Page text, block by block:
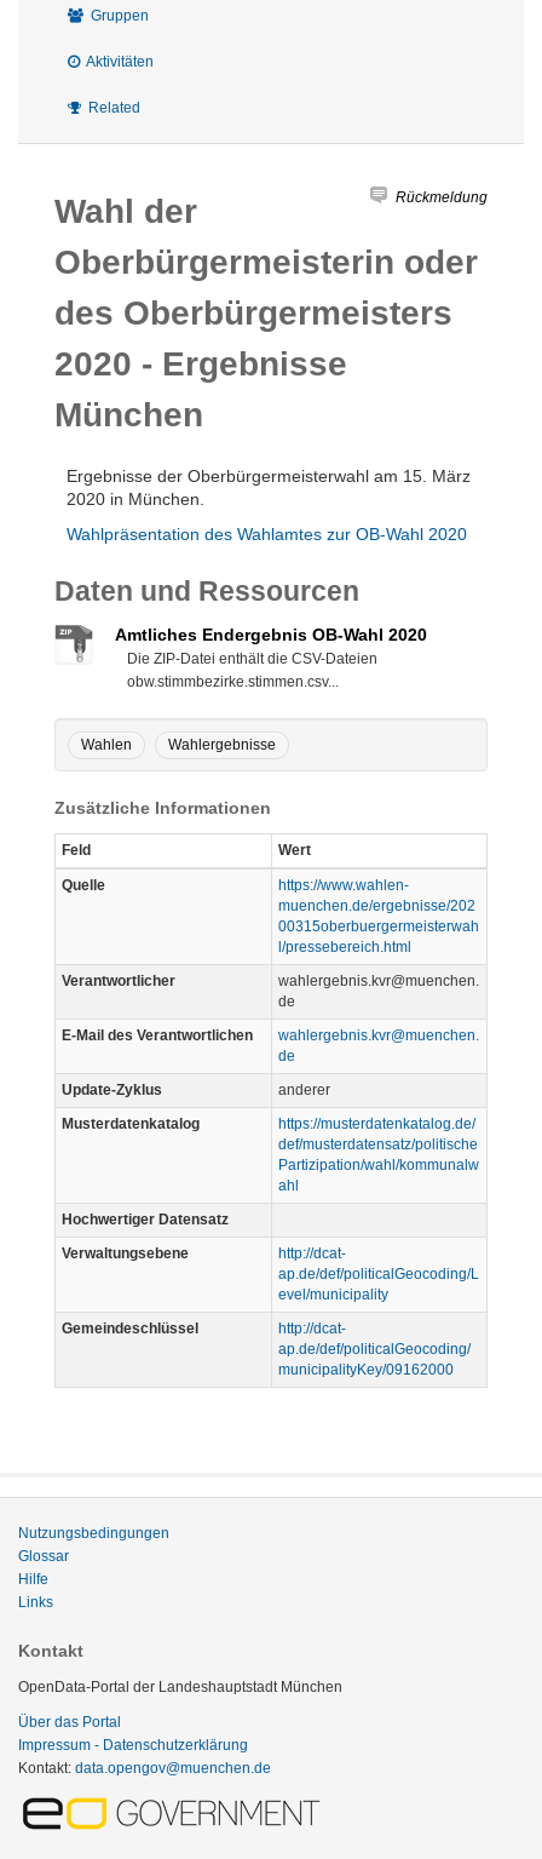
Gruppen
Aktivitäten
Related
Rückmeldung
Wahl der
Oberbürgermeisterin oder
des Oberbürgermeisters
2020 - Ergebnisse
München
Ergebnisse der Oberbürgermeisterwahl am 15. März
2020 in München.
Wahlpräsentation des Wahlamtes zur OB-Wahl 2020
Daten und Ressourcen
Amtliches Endergebnis OB-Wahl 2020
Die ZIP-Datei enthält die CSV-Dateien
obw.stimmbezirke.stimmen.csv...
Wahlen Wahlergebnisse
Zusätzliche Informationen
Feld Wert
Quelle
https://www.wahlen-
muenchen.de/ergebnisse/202
00315oberbuergermeisterwah
l/pressebereich.html
Verantwortlicher
wahlergebnis.kvr@muenchen.
de
E-Mail des Verantwortlichen
wahlergebnis.kvr@muenchen.
de
Update-Zyklus
anderer
Musterdatenkatalog
https://musterdatenkatalog.de/
def/musterdatensatz/politische
Partizipation/wahl/kommunalw
ahl
Hochwertiger Datensatz
Verwaltungsebene
http://dcat-
ap.de/def/politicalGeocoding/L
evel/municipality
Gemeindeschlüssel
http://dcat-
ap.de/def/politicalGeocoding/
municipalityKey/09162000
Nutzungsbedingungen
Glossar
Hilfe
Links
Kontakt
OpenData-Portal der Landeshauptstadt München
Über das Portal
Impressum - Datenschutzerklärung
Kontakt: data.opengov@muenchen.de